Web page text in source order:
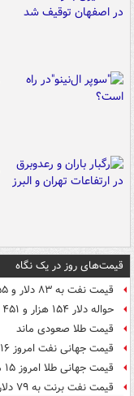
قیمت‌های روز در یک نگاه
قیمت نفت به ۸۳ دلار و ۵۵ سنت در هر بشکه رسید
حواله دلار ۱۵۴ هزار و ۴۵۱ تومان شد
قیمت طلا صعودی ماند
قیمت جهانی نفت امروز ۱۶ مرداد
قیمت جهانی طلا امروز ۱۵ مرداد
قیمت نفت برنت به ۷۹ دلار رسید